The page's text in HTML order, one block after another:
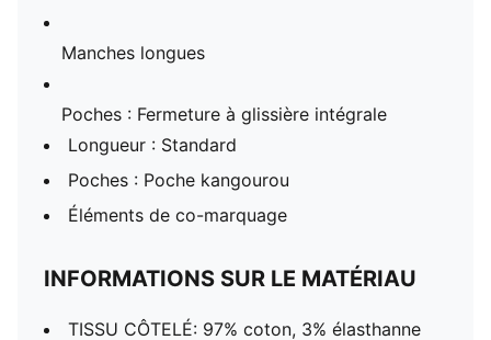
Manches longues
Poches : Fermeture à glissière intégrale
Longueur : Standard
Poches : Poche kangourou
Éléments de co-marquage
INFORMATIONS SUR LE MATÉRIAU
TISSU CÔTELÉ: 97% coton, 3% élasthanne